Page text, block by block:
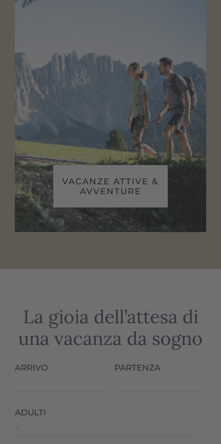
VACANZE ATTIVE &
AVVENTURE
La gioia dell’attesa di
una vacanza da sogno
ARRIVO PARTENZA
ADULTI